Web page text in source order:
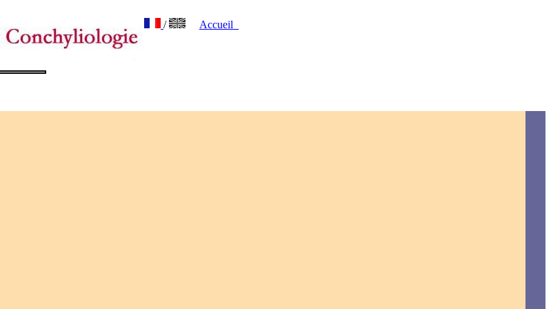
/ Accueil